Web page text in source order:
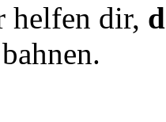
helfen dir,